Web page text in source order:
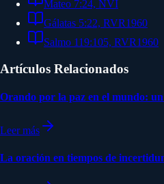
Mateo 7:24, NVI
Gálatas 5:22, RVR1960
Salmo 119:105, RVR1960
Artículos Relacionados
Orando por la paz en el mundo:
Leer más
La oración en tiempos de